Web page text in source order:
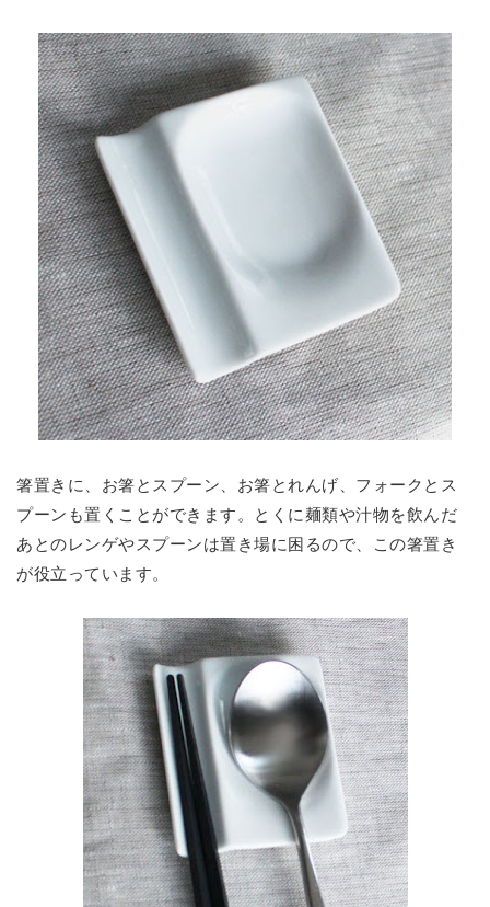
箸置きに、お箸とスプーン、お箸とれんげ、フォークとス
プーンも置くことができます。とくに麺類や汁物を飲んだ
あとのレンゲやスプーンは置き場に困るので、この箸置き
が役立っています。